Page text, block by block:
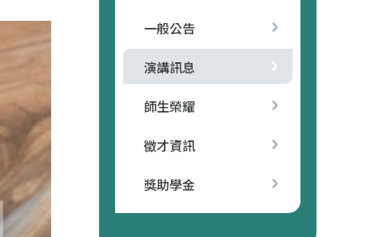
一般公告
演講訊息
師生榮耀
徵才資訊
獎助學金